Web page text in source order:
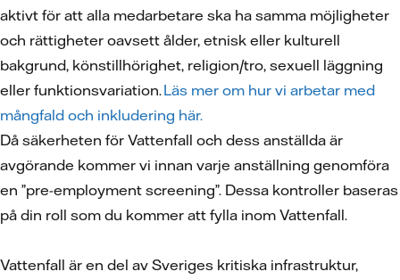
aktivt för att alla medarbetare ska ha samma möjligheter
och rättigheter oavsett ålder, etnisk eller kulturell
bakgrund, könstillhörighet, religion/tro, sexuell läggning
eller funktionsvariation.Läs mer om hur vi arbetar med
mångfald och inkludering här.
Då säkerheten för Vattenfall och dess anställda är
avgörande kommer vi innan varje anställning genomföra
en ”pre-employment screening”. Dessa kontroller baseras
på din roll som du kommer att fylla inom Vattenfall.
Vattenfall är en del av Sveriges kritiska infrastruktur,